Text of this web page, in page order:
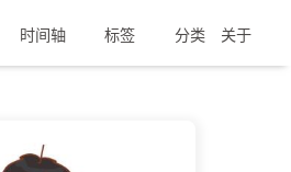
时间轴 标签 分类 关于